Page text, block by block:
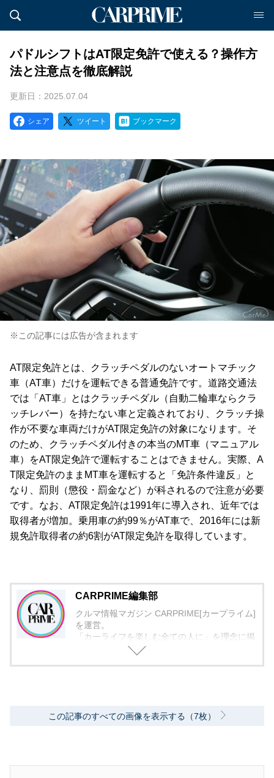
パドルシフトはAT限定免許で使える？操作方
法と注意点を徹底解説
更新日：2025.07.04
シェア ツイート ブックマーク
※この記事には広告が含まれます
AT限定免許とは、クラッチペダルのないオートマチック
車（AT車）だけを運転できる普通免許です。道路交通法
では「AT車」とはクラッチペダル（自動二輪車ならクラ
ッチレバー）を持たない車と定義されており、クラッチ操
作が不要な車両だけがAT限定免許の対象になります。そ
のため、クラッチペダル付きの本当のMT車（マニュアル
車）をAT限定免許で運転することはできません。実際、A
T限定免許のままMT車を運転すると「免許条件違反」と
なり、罰則（懲役・罰金など）が科されるので注意が必要
です。なお、AT限定免許は1991年に導入され、近年では
取得者が増加。乗用車の約99％がAT車で、2016年には新
規免許取得者の約6割がAT限定免許を取得しています。
CARPRIME編集部
クルマ情報マガジン CARPRIME[カープライム]
を運営。
「カーライフを楽しむ全ての人に」を理念に掲
げ、編集に取り組んでいます。
この記事のすべての画像を表示する（7枚）